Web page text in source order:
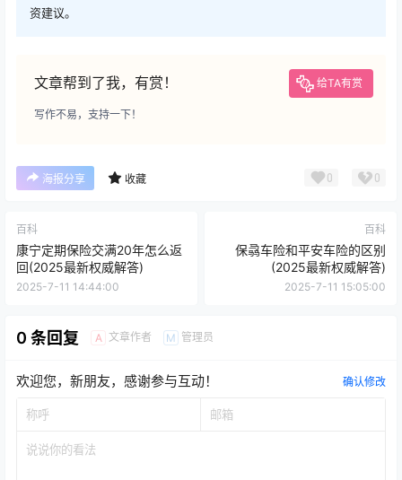
资建议。
文章帮到了我，有赏！ 给TA有赏
写作不易，支持一下！
海报分享 收藏 0 0
百科
康宁定期保险交满20年怎么返
回(2025最新权威解答)
2025-7-11 14:44:00
百科
保骉车险和平安车险的区别
(2025最新权威解答)
2025-7-11 15:05:00
0 条回复 A 文章作者 M 管理员
欢迎您，新朋友，感谢参与互动！ 确认修改